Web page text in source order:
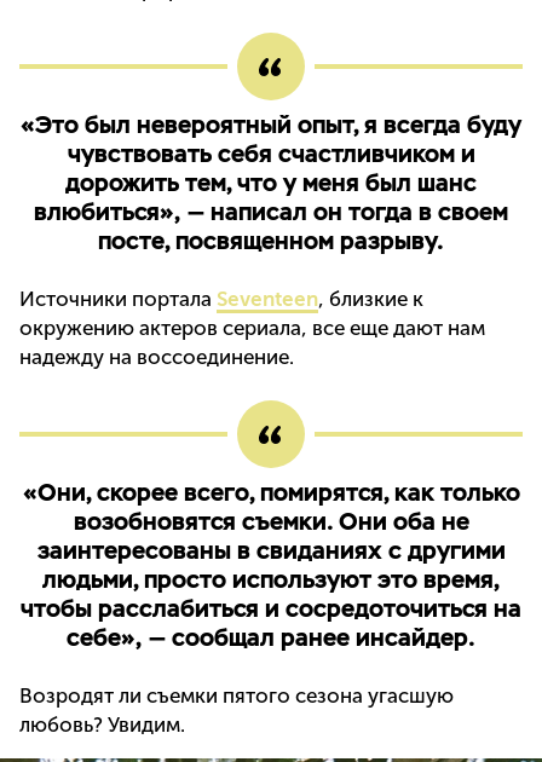
«Это был невероятный опыт, я всегда буду
чувствовать себя счастливчиком и
дорожить тем, что у меня был шанс
влюбиться», — написал он тогда в своем
посте, посвященном разрыву.
Источники портала Seventeen, близкие к
окружению актеров сериала, все еще дают нам
надежду на воссоединение.
«Они, скорее всего, помирятся, как только
возобновятся съемки. Они оба не
заинтересованы в свиданиях с другими
людьми, просто используют это время,
чтобы расслабиться и сосредоточиться на
себе», — сообщал ранее инсайдер.
Возродят ли съемки пятого сезона угасшую
любовь? Увидим.